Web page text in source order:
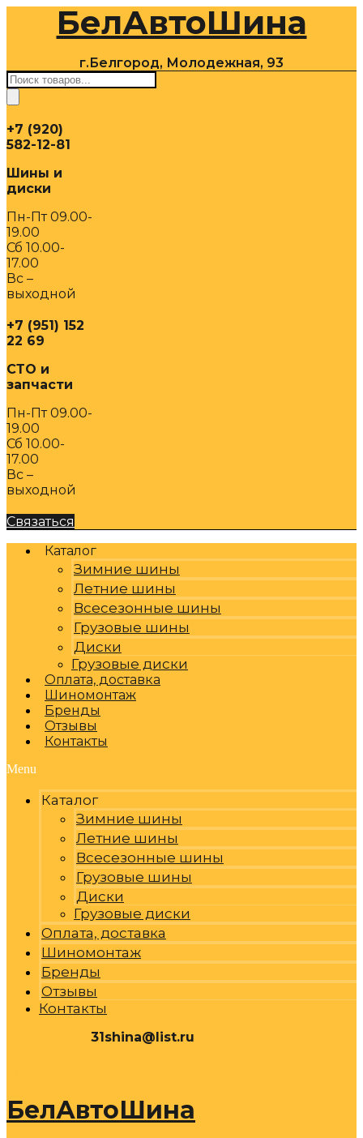
содержимомуБелАвтоШина
г.Белгород, Молодежная, 93
Поиск
товаров
+7 (920)
582-12-81
Шины и
диски
Пн-Пт 09.00-
19.00
Сб 10.00-
17.00
Вс –
выходной
+7 (951) 152
22 69
СТО и
запчасти
Пн-Пт 09.00-
19.00
Сб 10.00-
17.00
Вс –
выходной
Связаться
Каталог
Зимние шины
Летние шины
Всесезонные шины
Грузовые шины
Диски
Грузовые диски
Оплата, доставка
Шиномонтаж
Бренды
Отзывы
Контакты
Menu
Каталог
Зимние шины
Летние шины
Всесезонные шины
Грузовые шины
Диски
Грузовые диски
Оплата, доставка
Шиномонтаж
Бренды
Отзывы
Контакты
31shina@list.ru
БелАвтоШина